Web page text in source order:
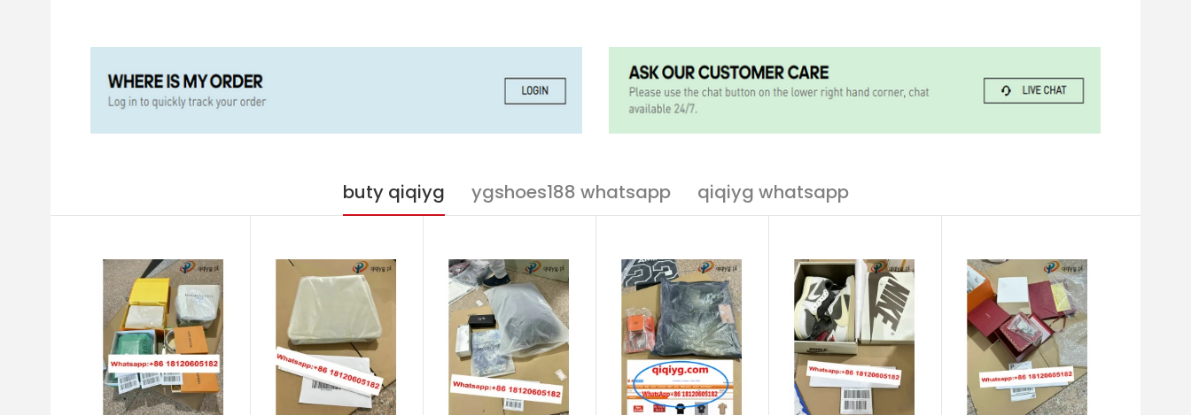
buty qiqiyg ygshoes188 whatsapp qiqiyg whatsapp